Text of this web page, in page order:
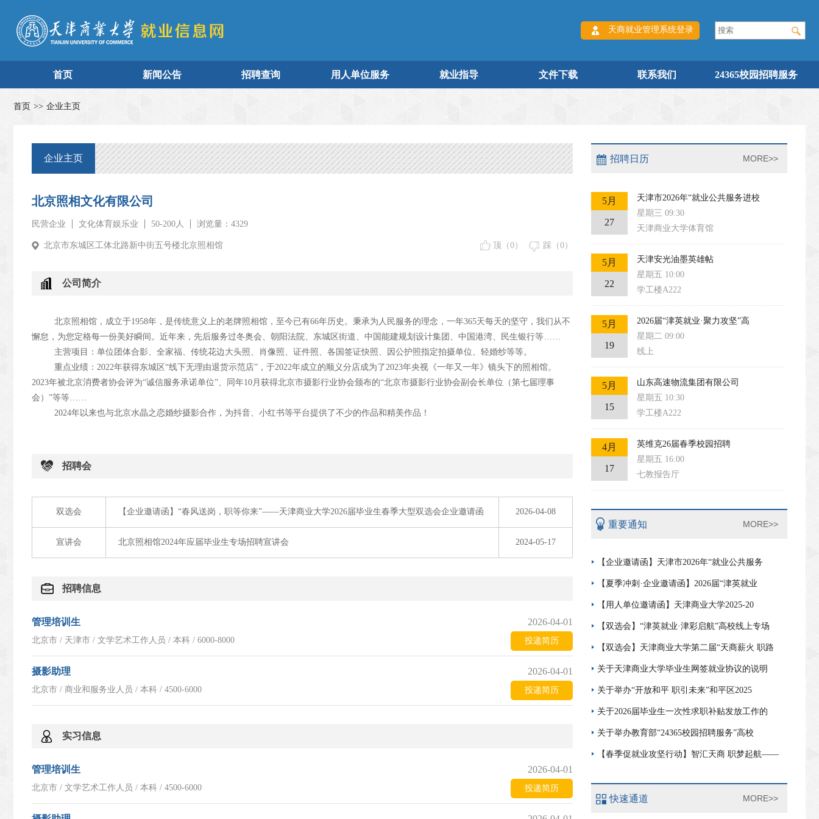
天商就业管理系统登录
首页 新闻公告 招聘查询 用人单位服务 就业指导 文件下载 联系我们 24365校园招聘服务
首页 >> 企业主页
企业主页
北京照相文化有限公司
民营企业 文化体育娱乐业 50-200人 浏览量：4329
北京市东城区工体北路新中街五号楼北京照相馆 顶（0） 踩（0）
公司简介
北京照相馆，成立于1958年，是传统意义上的老牌照相馆，至今已有66年历史。秉承为人民服务的理念，一年365天每天的坚守，我们从不
懈怠，为您定格每一份美好瞬间。近年来，先后服务过冬奥会、朝阳法院、东城区街道、中国能建规划设计集团、中国港湾、民生银行等……
主营项目：单位团体合影、全家福、传统花边大头照、肖像照、证件照、各国签证快照、因公护照指定拍摄单位、轻婚纱等等。
重点业绩：2022年获得东城区“线下无理由退货示范店”，于2022年成立的顺义分店成为了2023年央视《一年又一年》镜头下的照相馆。
2023年被北京消费者协会评为“诚信服务承诺单位”、同年10月获得北京市摄影行业协会颁布的“北京市摄影行业协会副会长单位（第七届理事
会）”等等……
2024年以来也与北京水晶之恋婚纱摄影合作，为抖音、小红书等平台提供了不少的作品和精美作品！
招聘会
双选会 【企业邀请函】“春风送岗，职等你来”——天津商业大学2026届毕业生春季大型双选会企业邀请函 2026-04-08
宣讲会 北京照相馆2024年应届毕业生专场招聘宣讲会 2024-05-17
招聘信息
管理培训生 2026-04-01
北京市 / 天津市 / 文学艺术工作人员 / 本科 / 6000-8000 投递简历
摄影助理 2026-04-01
北京市 / 商业和服务业人员 / 本科 / 4500-6000 投递简历
实习信息
管理培训生 2026-04-01
北京市 / 文学艺术工作人员 / 本科 / 4500-6000 投递简历
招聘日历 MORE>>
5月
27
天津市2026年“就业公共服务进校
星期三 09:30
天津商业大学体育馆
5月
22
天津安光油墨英雄帖
星期五 10:00
学工楼A222
5月
19
2026届“津英就业·聚力攻坚”高
星期二 09:00
线上
5月
15
山东高速物流集团有限公司
星期五 10:30
学工楼A222
4月
17
英维克26届春季校园招聘
星期五 16:00
七教报告厅
重要通知 MORE>>
【企业邀请函】天津市2026年“就业公共服务
【夏季冲刺·企业邀请函】2026届“津英就业
【用人单位邀请函】天津商业大学2025-20
【双选会】“津英就业·津彩启航”高校线上专场
【双选会】天津商业大学第二届“天商薪火 职路
关于天津商业大学毕业生网签就业协议的说明
关于举办“开放和平 职引未来”和平区2025
关于2026届毕业生一次性求职补贴发放工作的
关于举办教育部“24365校园招聘服务”高校
【春季促就业攻坚行动】智汇天商 职梦起航——
快速通道 MORE>>